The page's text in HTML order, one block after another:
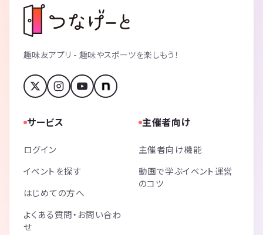
趣味友アプリ - 趣味やスポーツを楽しもう！
サービス
ログイン
イベントを探す
はじめての方へ
よくある質問・お問い合わ
せ
主催者向け
主催者向け機能
動画で学ぶイベント運営
のコツ